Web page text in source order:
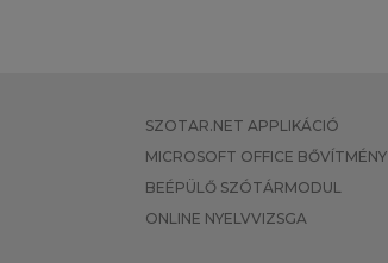
SZOTAR.NET APPLIKÁCIÓ
MICROSOFT OFFICE BŐVÍTMÉNY
BEÉPÜLŐ SZÓTÁRMODUL
ONLINE NYELVVIZSGA